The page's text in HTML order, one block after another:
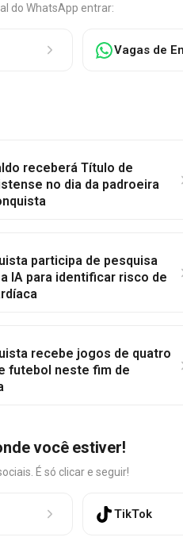
do WhatsApp entrar:
Vagas de
receberá Título de
no dia da padroeira
participa de pesquisa
IA para identificar risco de
recebe jogos de quatro
futebol neste fim de
você estiver!
É só clicar e seguir!
TikTok